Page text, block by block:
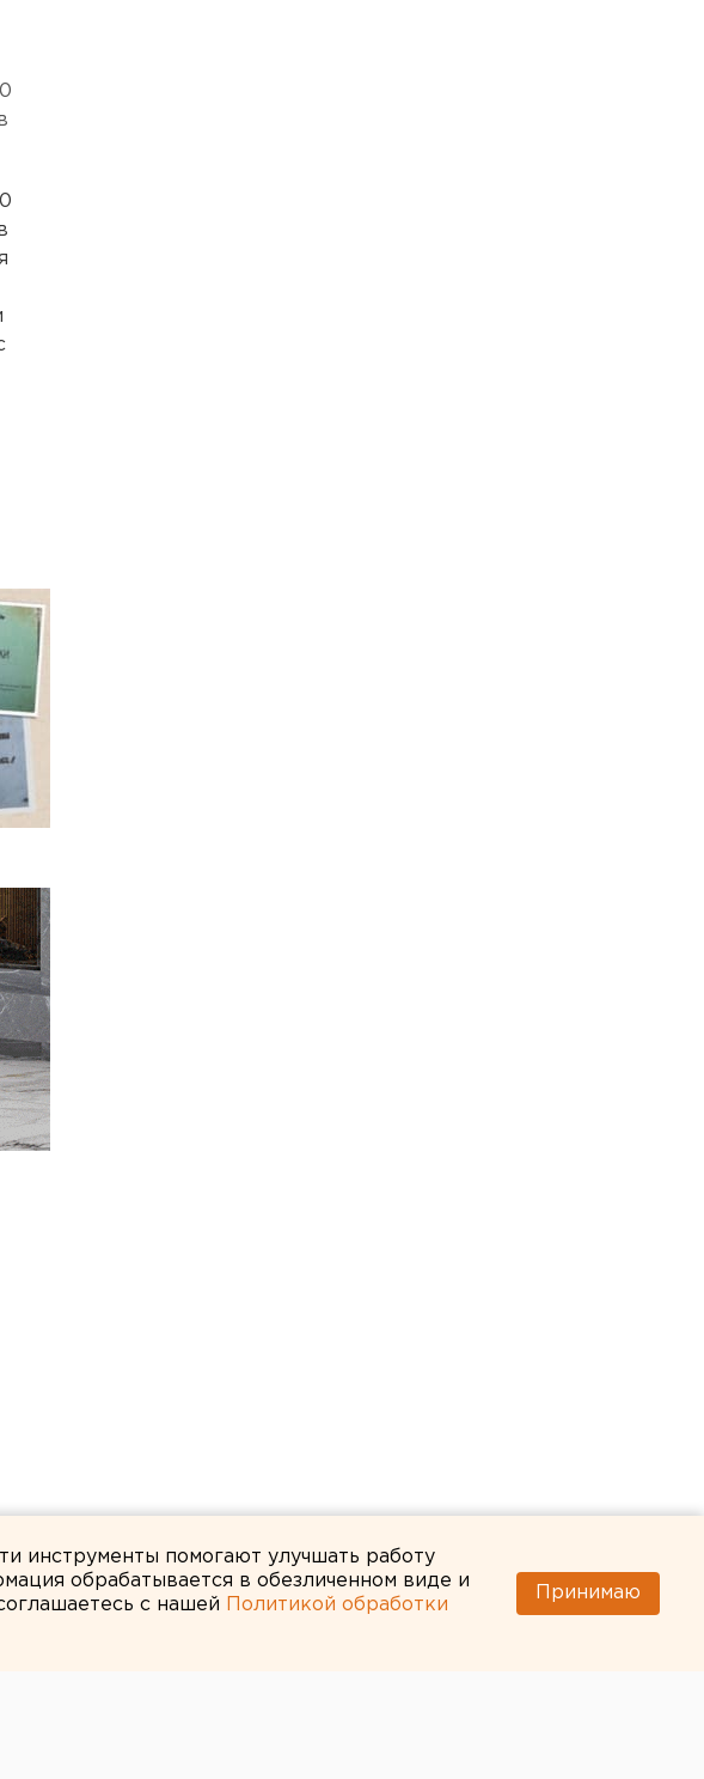
инструменты помогают улучшать работу
обрабатывается в обезличенном виде и
с нашей
Политикой обработки
Принимаю